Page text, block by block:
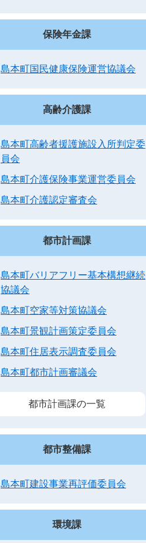
保険年金課
島本町国民健康保険運営協議会
高齢介護課
島本町高齢者援護施設入所判定委
員会
島本町介護保険事業運営委員会
島本町介護認定審査会
都市計画課
島本町バリアフリー基本構想継続
協議会
島本町空家等対策協議会
島本町景観計画策定委員会
島本町住居表示調査委員会
島本町都市計画審議会
都市計画課の一覧
都市整備課
島本町建設事業再評価委員会
環境課